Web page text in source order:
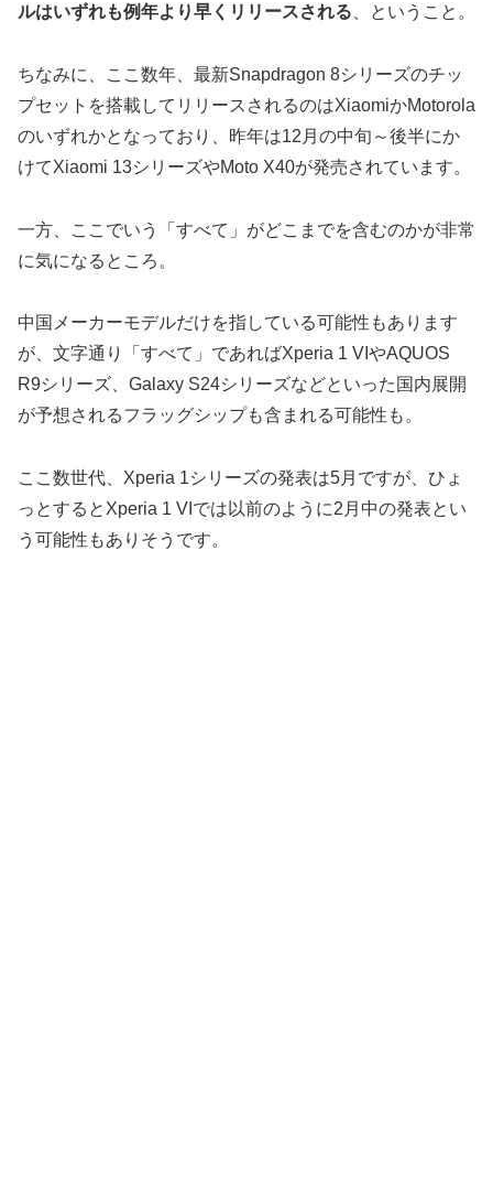
ルはいずれも例年より早くリリースされる 、ということ。
ちなみに、ここ数年、最新Snapdragon 8シリーズのチッ
プセットを搭載してリリースされるのはXiaomiかMotorola
のいずれかとなっており、昨年は12月の中旬～後半にか
けてXiaomi 13シリーズやMoto X40が発売されています。
一方、ここでいう「すべて」がどこまでを含むのかが非常
に気になるところ。
中国メーカーモデルだけを指している可能性もあります
が、文字通り「すべて」であればXperia 1 VIやAQUOS
R9シリーズ、Galaxy S24シリーズなどといった国内展開
が予想されるフラッグシップも含まれる可能性も。
ここ数世代、Xperia 1シリーズの発表は5月ですが、ひょ
っとするとXperia 1 VIでは以前のように2月中の発表とい
う可能性もありそうです。